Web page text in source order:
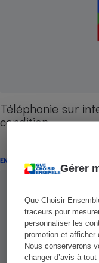
Gérer
Que Choisir
traceurs pour
personnaliser les
promotion et afficher
Nous conserverons
changer d’avis à
Téléphonie sur
condition
ENQUÊTE